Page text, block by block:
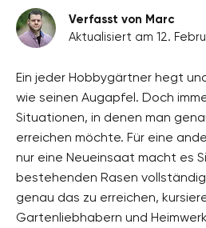
Verfasst von Marc
Aktualisiert am 12.
Ein jeder Hobbygärtner hegt
wie seinen Augapfel. Doch
Situationen, in denen man
erreichen möchte. Für eine
nur eine Neueinsaat macht es
bestehenden Rasen
genau das zu erreichen,
Gartenliebhabern und